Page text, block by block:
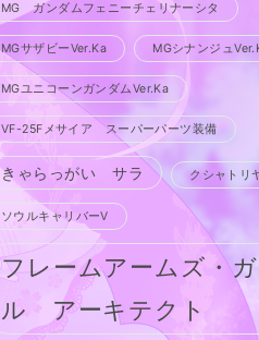
MG ガンダムフェニーチェリナーシタ
MGサザビーVer.Ka MGシナンジュ
MGユニコーンガンダムVer.Ka
VF-25Fメサイア スーパーパーツ装備
きゃらっがい サラ クシャトリ
ソウルキャリバーV
フレームアームズ・
ル アーキテクト